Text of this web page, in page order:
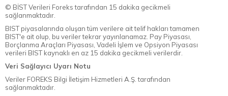
© BİST Verileri Foreks tarafından 15 dakika gecikmeli
sağlanmaktadır.
BIST piyasalarında oluşan tüm verilere ait telif hakları tamamen
BIST'e ait olup, bu veriler tekrar yayınlanamaz. Pay Piyasası,
Borçlanma Araçları Piyasası, Vadeli İşlem ve Opsiyon Piyasası
verileri BIST kaynaklı en az 15 dakika gecikmeli verilerdir.
Veri Sağlayıcı Uyarı Notu
Veriler FOREKS Bilgi İletişim Hizmetleri A.Ş. tarafından
sağlanmaktadır.